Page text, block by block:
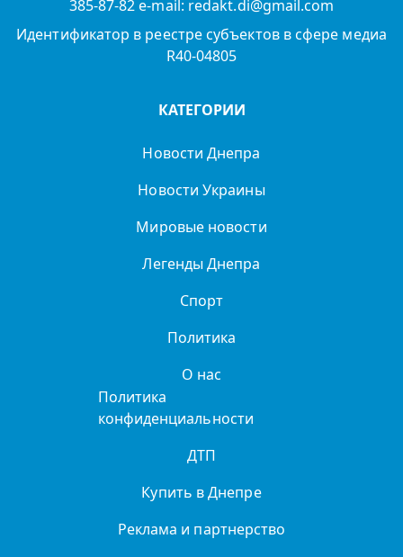
385-87-82 e-mail: redakt.di@gmail.com
Идентификатор в реестре субъектов в сфере медиа
R40-04805
КАТЕГОРИИ
Новости Днепра
Новости Украины
Мировые новости
Легенды Днепра
Спорт
Политика
О нас
Политика
конфиденциальности
ДТП
Купить в Днепре
Реклама и партнерство